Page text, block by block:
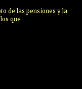
de las pensiones y la
que